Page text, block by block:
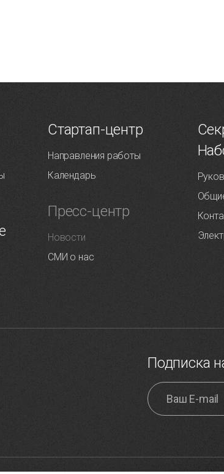
Стартап-центр
Направления работы
Календарь
Пресс-центр
Новости
СМИ о нас
Подписка